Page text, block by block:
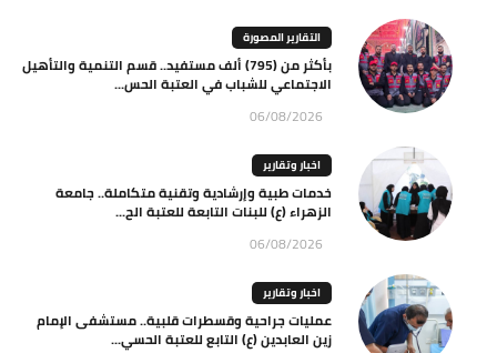
التقارير المصورة
بأكثر من (795) ألف مستفيد.. قسم التنمية والتأهيل
الاجتماعي للشباب في العتبة الحس...
06/08/2026
اخبار وتقارير
خدمات طبية وإرشادية وتقنية متكاملة.. جامعة
الزهراء (ع) للبنات التابعة للعتبة الح...
06/08/2026
اخبار وتقارير
عمليات جراحية وقسطرات قلبية.. مستشفى الإمام
زين العابدين (ع) التابع للعتبة الحسي...